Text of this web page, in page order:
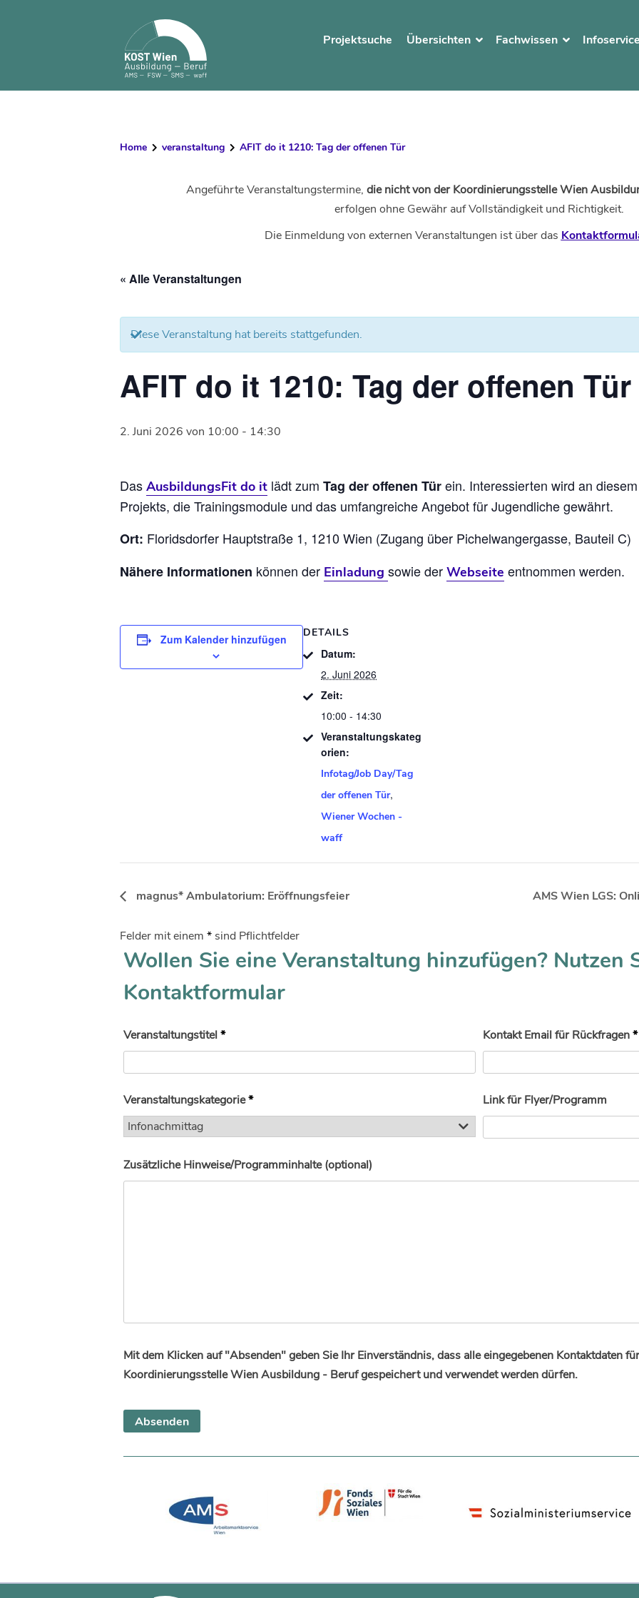
Projektsuche Übersichten Fachwissen Infoservice
Home veranstaltung AFIT do it 1210: Tag der offenen Tür
Angeführte Veranstaltungstermine, die nicht von der Koordinierungsstelle Wien
erfolgen ohne Gewähr auf Vollständigkeit und Richtigkeit.
Die Einmeldung von externen Veranstaltungen ist über das
« Alle Veranstaltungen
Diese Veranstaltung hat bereits stattgefunden.
AFIT do it 1210: Tag der offenen Tür
2. Juni 2026 von 10:00 - 14:30
Das AusbildungsFit do it lädt zum Tag der offenen Türein. Interessierten wird an
Projekts, die Trainingsmodule und das umfangreiche Angebot für Jugendliche gewährt.
Ort: Floridsdorfer Hauptstraße 1, 1210 Wien (Zugang über Pichelwangergasse, Bauteil C)
Nähere Informationen können der Einladung sowie der Webseite entnommen werden.
Zum Kalender hinzufügen DETAILS
Datum:
2. Juni 2026
Zeit:
10:00 - 14:30
Veranstaltungskateg
orien:
Infotag/Job Day/Tag
der offenen Tür,
Wiener Wochen -
waff
magnus* Ambulatorium: Eröffnungsfeier AMS Wien LGS:
Felder mit einem * sind Pflichtfelder
Wollen Sie eine Veranstaltung hinzufügen? Nutzen
Kontaktformular
Veranstaltungstitel* Kontakt Email für Rückfragen*
Veranstaltungskategorie* Link für Flyer/Programm
Zusätzliche Hinweise/Programminhalte (optional)
Mit dem Klicken auf "Absenden" geben Sie Ihr Einverständnis, dass alle eingegebenen Kontaktdaten
Koordinierungsstelle Wien Ausbildung - Beruf gespeichert und verwendet werden dürfen.